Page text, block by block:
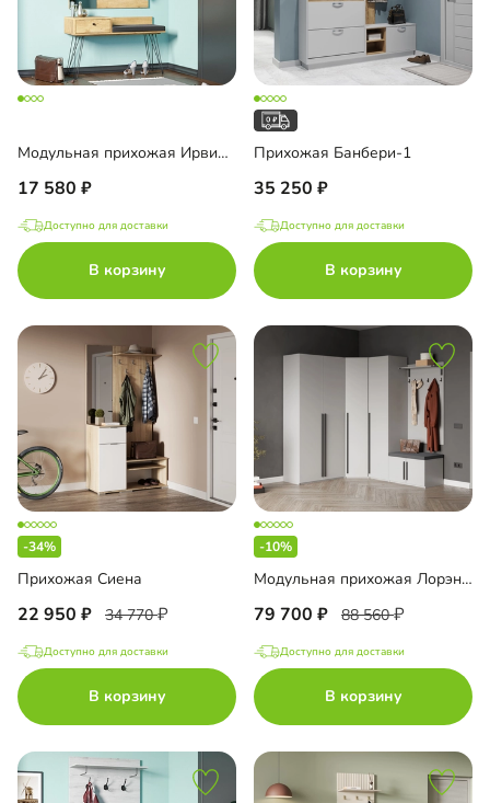
Модульная прихожая Ирвинг-3
17 580
Доступно для доставки
В корзину
Прихожая Банбери-1
35 250
Доступно для доставки
В корзину
-34%
Прихожая Сиена
22 950 34 770
Доступно для доставки
В корзину
-10%
Модульная прихожая Лорэна-1 угловая
79 700 88 560
Доступно для доставки
В корзину